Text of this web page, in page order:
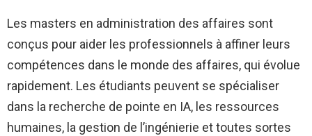
Les masters en administration des affaires sont
conçus pour aider les professionnels à affiner leurs
compétences dans le monde des affaires, qui évolue
rapidement. Les étudiants peuvent se spécialiser
dans la recherche de pointe en IA, les ressources
humaines, la gestion de l’ingénierie et toutes sortes